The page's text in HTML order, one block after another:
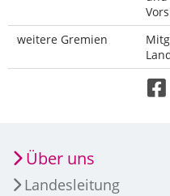
weitere Gremien
Über uns
Landesleitung